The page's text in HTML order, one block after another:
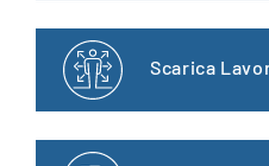
Scarica